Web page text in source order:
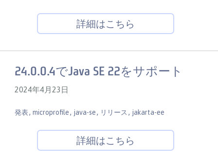
詳細はこちら
24.0.0.4でJava SE 22をサポート
2024年4月23日
発表, microprofile, java-se, リリース , jakarta-ee
詳細はこちら